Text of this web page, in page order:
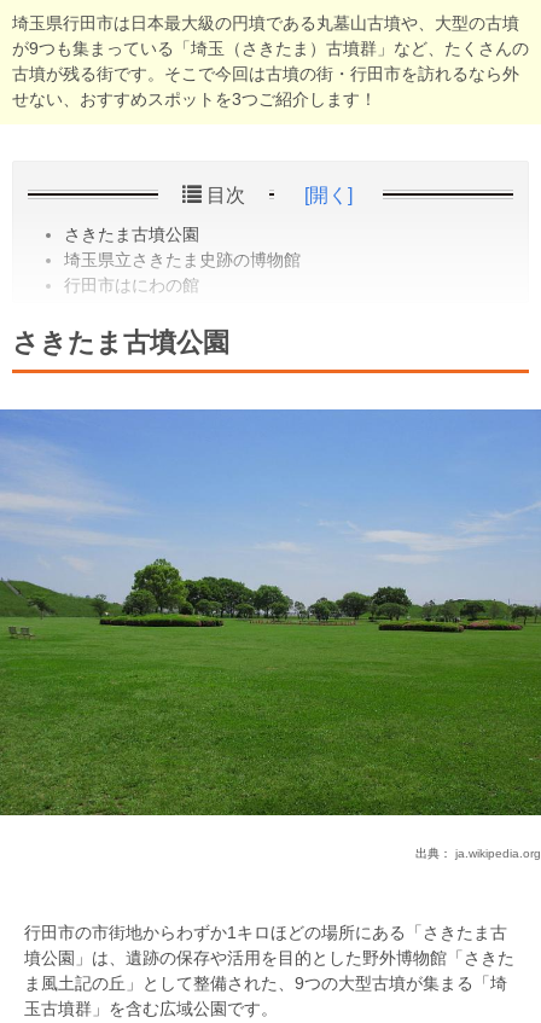
埼玉県行田市は日本最大級の円墳である丸墓山古墳や、大型の古墳
が9つも集まっている「埼玉（さきたま）古墳群」など、たくさんの
古墳が残る街です。そこで今回は古墳の街・行田市を訪れるなら外
せない、おすすめスポットを3つご紹介します！
目次 [開く]
さきたま古墳公園
埼玉県立さきたま史跡の博物館
行田市はにわの館
さきたま古墳公園
出典： ja.wikipedia.org
行田市の市街地からわずか1キロほどの場所にある「さきたま古
墳公園」は、遺跡の保存や活用を目的とした野外博物館「さきた
ま風土記の丘」として整備された、9つの大型古墳が集まる「埼
玉古墳群」を含む広域公園です。